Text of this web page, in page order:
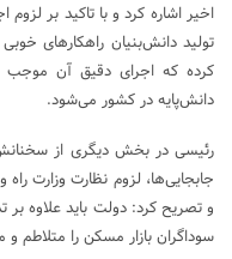
اخیر اشاره کرد و با تاکید بر
تولید دانش‌بنیان راهکارهای
کرده که اجرای دقیق آن موجب
دانش‌پایه در کشور می‌شود.
رئیسی در بخش دیگری از
جابجایی‌ها، لزوم نظارت وزارت راه
و تصریح کرد: دولت باید علاوه بر
سوداگران بازار مسکن را متلاطم